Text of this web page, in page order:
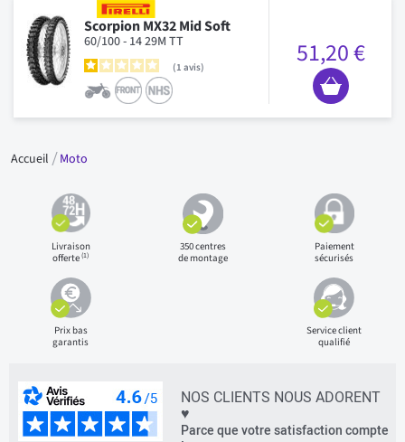
Scorpion MX32 Mid Soft
60/100 - 14 29M TT
1 avis 51,20 €
Accueil Moto
Livraison
offerte(1)
350 centres
de montage
Paiement
sécurisés
Prix bas
garantis
Service client
qualifié
NOS CLIENTS NOUS ADORENT
♥
Parce que votre satisfaction compte